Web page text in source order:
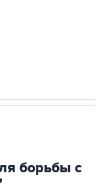
борьбы с